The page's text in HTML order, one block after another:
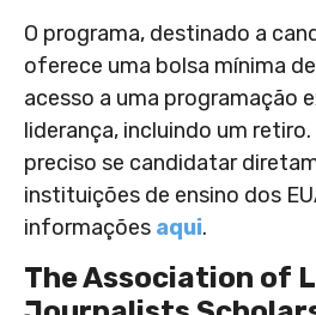
O programa, destinado a
oferece uma bolsa mínima
acesso a uma programação
liderança, incluindo um
preciso se candidatar
instituições de ensino dos
informações aqui.
The Association of